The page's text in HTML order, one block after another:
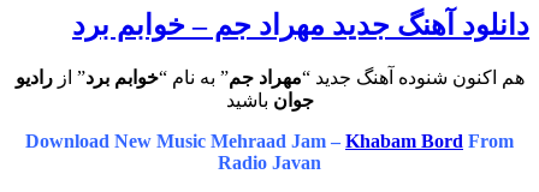
آهنگ جدید مهراد جم – خوابم برد
شنوده آهنگ جدید “مهراد جم” به نام “خوابم برد” ازرادیو
باشید
Download New Music Mehraad Jam – Khabam Bord
Radio Javan